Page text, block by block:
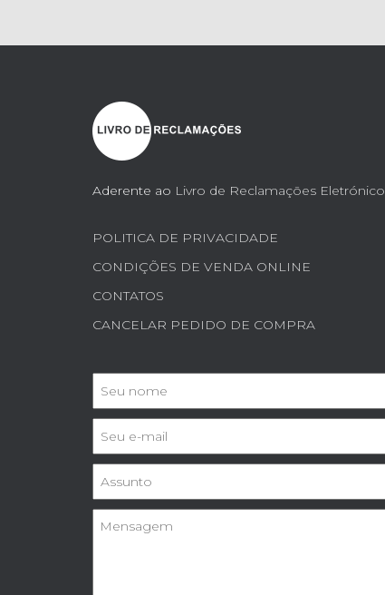
Aderente ao Livro de Reclamações Eletrónico
POLITICA DE PRIVACIDADE
CONDIÇÕES DE VENDA ONLINE
CONTATOS
CANCELAR PEDIDO DE COMPRA